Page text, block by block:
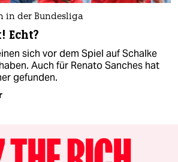
in der Bundesliga
Echt?
sich vor dem Spiel auf Schalke
Auch für Renato Sanches hat
gefunden.